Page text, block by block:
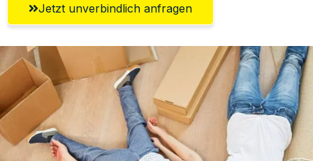
Jetzt unverbindlich anfragen